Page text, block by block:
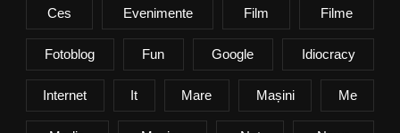
Ces Evenimente Film Filme
Fotoblog Fun Google Idiocracy
Internet It Mare Mașini Me